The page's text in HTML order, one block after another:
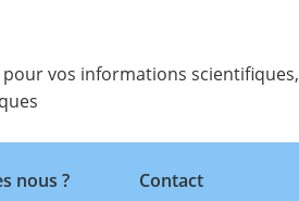
pour vos informations
nous ? Contact